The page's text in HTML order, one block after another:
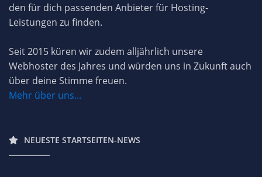
den für dich passenden Anbieter für Hosting-
Leistungen zu finden.
Seit 2015 küren wir zudem alljährlich unsere
Webhoster des Jahres und würden uns in Zukunft auch
über deine Stimme freuen.
Mehr über uns...
NEUESTE STARTSEITEN-NEWS